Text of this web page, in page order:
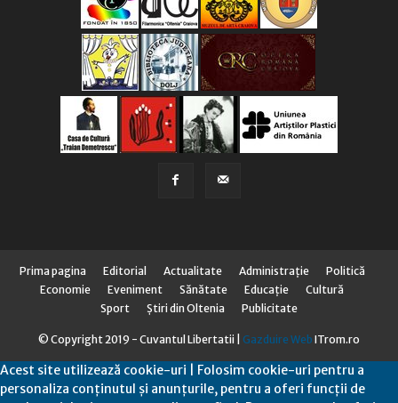
Prima pagina Editorial Actualitate Administraţie
Politică
Economie
Eveniment Sănătate Educaţie
Cultură
Sport
Știri din Oltenia Publicitate
© Copyright 2019 - Cuvantul Libertatii | Gazduire Web ITrom.ro
Acest site utilizează cookie-uri | Folosim cookie-uri pentru a
personaliza conținutul și anunțurile, pentru a oferi funcții de